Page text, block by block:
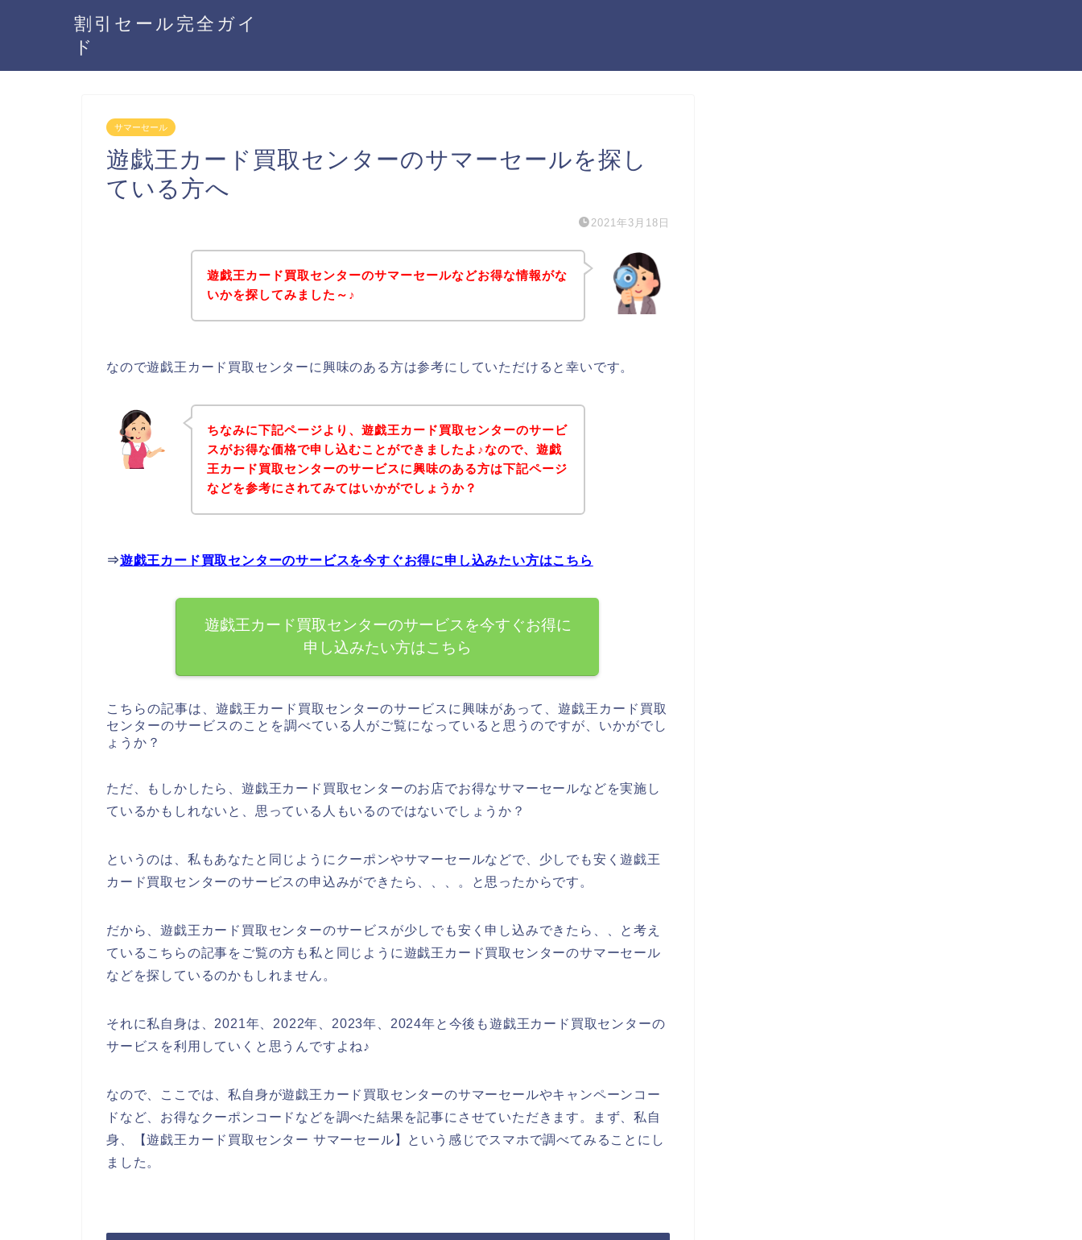
割引セール完全ガイ
ド
サマーセール
遊戯王カード買取センターのサマーセールを探し
ている方へ
2021年3月18日
遊戯王カード買取センターのサマーセールなどお得な情報がな
いかを探してみました～♪
なので遊戯王カード買取センターに興味のある方は参考にしていただけると幸いです。
ちなみに下記ページより、遊戯王カード買取センターのサービ
スがお得な価格で申し込むことができましたよ♪なので、遊戯
王カード買取センターのサービスに興味のある方は下記ページ
などを参考にされてみてはいかがでしょうか？
⇒遊戯王カード買取センターのサービスを今すぐお得に申し込みたい方はこちら
遊戯王カード買取センターのサービスを今すぐお得に
申し込みたい方はこちら
こちらの記事は、遊戯王カード買取センターのサービスに興味があって、遊戯王カード買取
センターのサービスのことを調べている人がご覧になっていると思うのですが、いかがでし
ょうか？
ただ、もしかしたら、遊戯王カード買取センターのお店でお得なサマーセールなどを実施し
ているかもしれないと、思っている人もいるのではないでしょうか？
というのは、私もあなたと同じようにクーポンやサマーセールなどで、少しでも安く遊戯王
カード買取センターのサービスの申込みができたら、、、。と思ったからです。
だから、遊戯王カード買取センターのサービスが少しでも安く申し込みできたら、、と考え
ているこちらの記事をご覧の方も私と同じように遊戯王カード買取センターのサマーセール
などを探しているのかもしれません。
それに私自身は、2021年、2022年、2023年、2024年と今後も遊戯王カード買取センターの
サービスを利用していくと思うんですよね♪
なので、ここでは、私自身が遊戯王カード買取センターのサマーセールやキャンペーンコー
ドなど、お得なクーポンコードなどを調べた結果を記事にさせていただきます。まず、私自
身、【遊戯王カード買取センター サマーセール】という感じでスマホで調べてみることにし
ました。